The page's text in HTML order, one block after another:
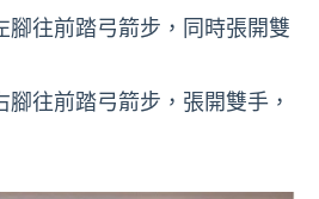
腳往前踏弓箭步，同時張開雙
往前踏弓箭步，張開雙手，